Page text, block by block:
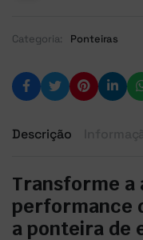
Categoria: Ponteiras
Descrição
Transforme a
performance
a ponteira de